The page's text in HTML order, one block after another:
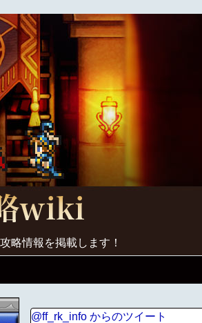
略情報を掲載します！
@ff_rk_info からのツイート